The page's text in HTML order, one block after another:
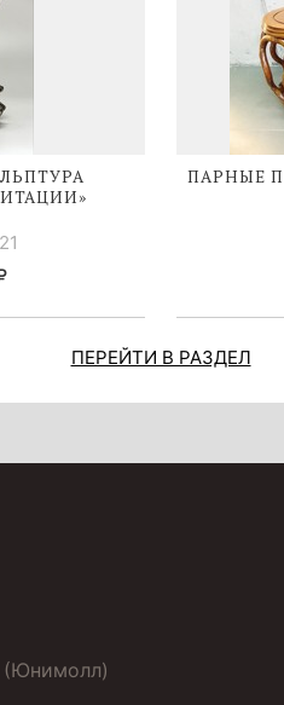
ПАРНЫЕ
ПЕРЕЙТИ В РАЗДЕЛ
(Юнимолл)